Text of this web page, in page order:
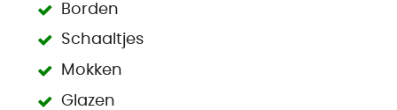
Borden
Schaaltjes
Mokken
Glazen